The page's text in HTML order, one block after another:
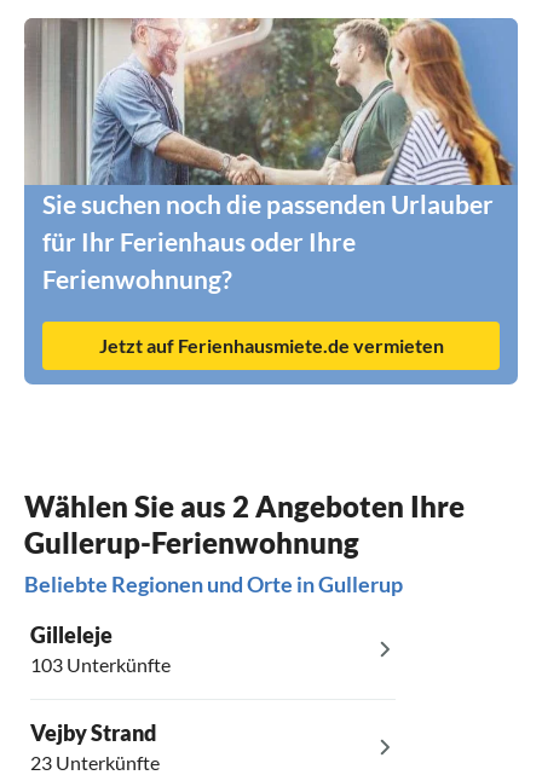
Sie suchen noch die passenden Urlauber
für Ihr Ferienhaus oder Ihre
Ferienwohnung?
Jetzt auf Ferienhausmiete.de vermieten
Wählen Sie aus 2 Angeboten Ihre
Gullerup-Ferienwohnung
Beliebte Regionen und Orte in Gullerup
Gilleleje
103 Unterkünfte
Vejby Strand
23 Unterkünfte